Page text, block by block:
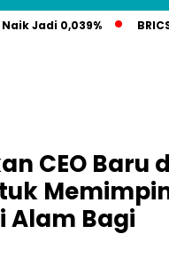
0,039% BRICS
CEO Baru
Alam Bagi